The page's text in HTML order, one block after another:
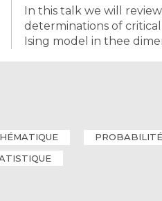
In this talk we will
determinations of
Ising model in thee